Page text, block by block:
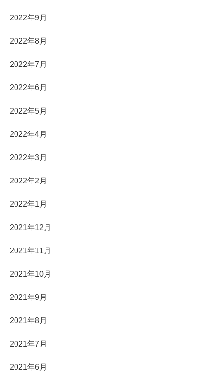
2022年9月
2022年8月
2022年7月
2022年6月
2022年5月
2022年4月
2022年3月
2022年2月
2022年1月
2021年12月
2021年11月
2021年10月
2021年9月
2021年8月
2021年7月
2021年6月